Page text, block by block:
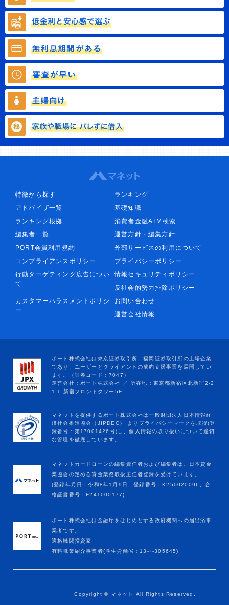
特徴から探す
ランキング
アドバイザ一覧
基礎知識
ランキング根拠
消費者金融ATM検索
編集者一覧
運営方針・編集方針
PORT会員利用規約
外部サービスの利用について
コンプライアンスポリシー
プライバシーポリシー
行動ターゲティング広告につい
て
情報セキュリティポリシー
反社会的勢力排除ポリシー
カスタマーハラスメントポリシ
ー
お問い合わせ
運営会社情報
マネットカードローンの編集責任者および編集者は、日本貸金
業協会の定める貸金業務取扱主任者登録を受けています。
(登録年月日：令和8年1月9日、登録番号：K250020096、合
格証書番号：F241000177)
ポート株式会社は金融庁をはじめとする政府機関への届出済事
業者です。
適格機関投資家
有料職業紹介事業者(厚生労働省：13-ﾕ-305645)